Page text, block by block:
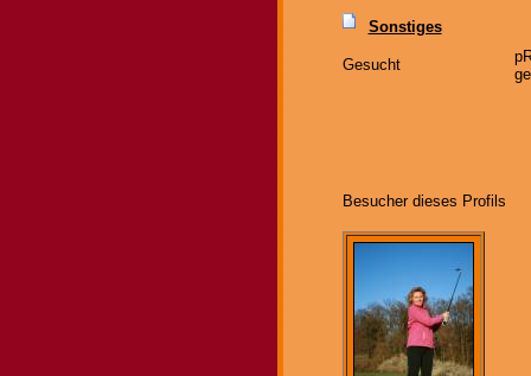
Sonstiges
Gesucht
Besucher dieses Profils